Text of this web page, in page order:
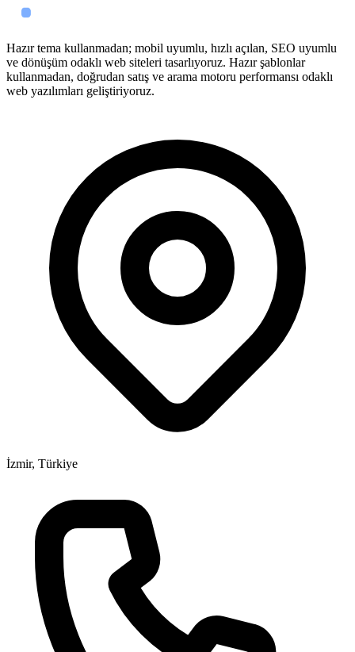
Hazır tema kullanmadan; mobil uyumlu, hızlı açılan, SEO uyumlu
ve dönüşüm odaklı web siteleri tasarlıyoruz. Hazır şablonlar
kullanmadan, doğrudan satış ve arama motoru performansı odaklı
web yazılımları geliştiriyoruz.
İzmir, Türkiye